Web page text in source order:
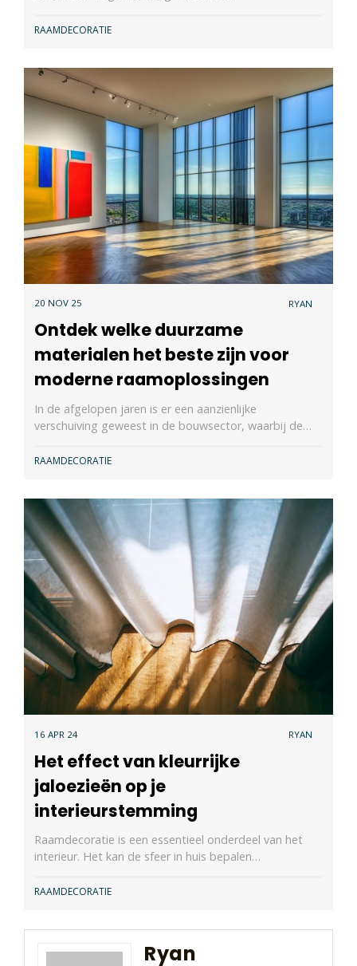
RAAMDECORATIE
20 NOV 25 RYAN
Ontdek welke duurzame
materialen het beste zijn voor
moderne raamoplossingen
In de afgelopen jaren is er een aanzienlijke
verschuiving geweest in de bouwsector, waarbij de…
RAAMDECORATIE
16 APR 24 RYAN
Het effect van kleurrijke
jaloezieën op je
interieurstemming
Raamdecoratie is een essentieel onderdeel van het
interieur. Het kan de sfeer in huis bepalen…
RAAMDECORATIE
Ryan